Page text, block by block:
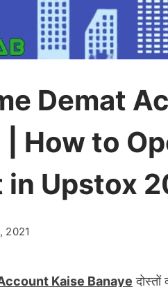
Demat
| How to
Upstox
2021
Kaise Banaye